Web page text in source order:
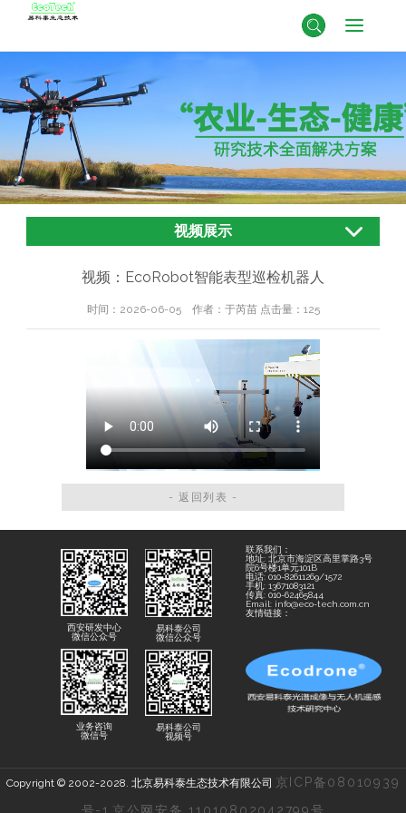
视频展示
视频：EcoRobot智能表型巡检机器人
时间：2026-06-05 作者：于芮苗 点击量： 125
- 返回列表 -
西安研发中心
微信公众号
业务咨询
微信号
易科泰公司
微信公众号
易科泰公司
视频号
联系我们：
地址: 北京市海淀区高里掌路3号
院6号楼1单元101B
电话: 010-82611269/1572
手机: 13671083121
传真: 010-62465844
Email: info@eco-tech.com.cn
友情链接：
Copyright © 2002-2028. 北京易科泰生态技术有限公司 京ICP备08010939